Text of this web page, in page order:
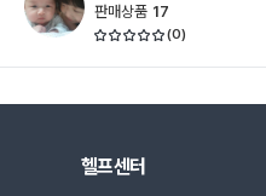
판매상품 17
(0)
헬프센터